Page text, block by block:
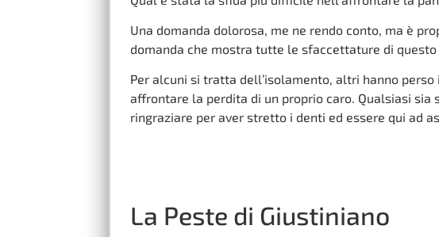
Una domanda dolorosa, me ne rendo conto, ma è
domanda che mostra tutte le sfaccettature di
Per alcuni si tratta dell’isolamento, altri hanno
affrontare la perdita di un proprio caro. Qualsiasi
ringraziare per aver stretto i denti ed essere qui ad
La Peste di Giustiniano